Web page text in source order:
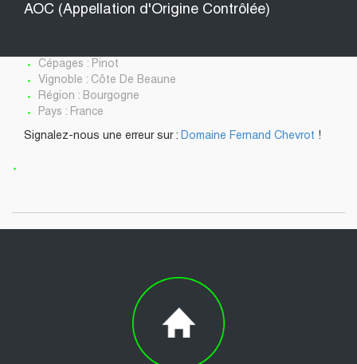
AOC (Appellation d'Origine Contrôlée)
Cépages : Pinot
Vignoble : Côte De Beaune
Région : Bourgogne
Pays : France
Signalez-nous une erreur sur : Domaine Fernand Chevrot !